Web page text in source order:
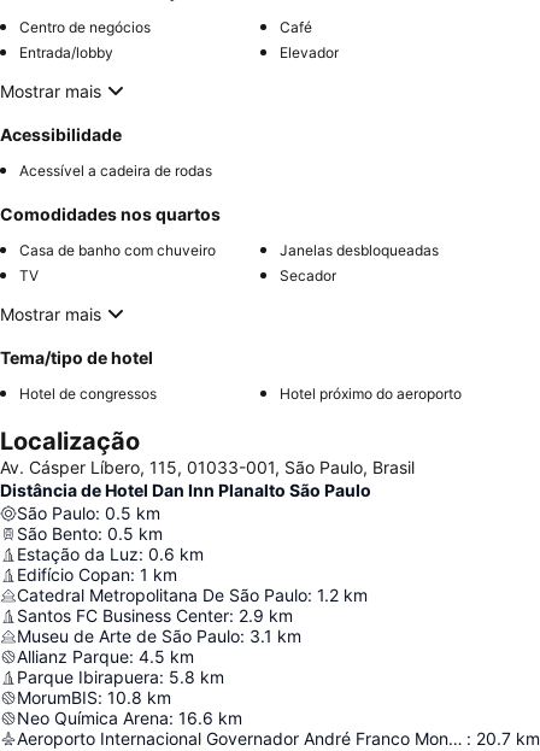
Centro de negócios
Café
Entrada/lobby
Elevador
Mostrar mais
Acessibilidade
Acessível a cadeira de rodas
Comodidades nos quartos
Casa de banho com chuveiro
Janelas desbloqueadas
TV
Secador
Mostrar mais
Tema/tipo de hotel
Hotel de congressos Hotel próximo do aeroporto
Localização
Av. Cásper Líbero, 115, 01033-001, São Paulo, Brasil
Distância de Hotel Dan Inn Planalto São Paulo
São Paulo: 0.5 km
São Bento: 0.5 km
Estação da Luz: 0.6 km
Edifício Copan: 1 km
Catedral Metropolitana De São Paulo: 1.2 km
Santos FC Business Center: 2.9 km
Museu de Arte de São Paulo: 3.1 km
Allianz Parque: 4.5 km
Parque Ibirapuera: 5.8 km
MorumBIS: 10.8 km
Neo Química Arena: 16.6 km
Aeroporto Internacional Governador André Franco Montoro : 20.7 km